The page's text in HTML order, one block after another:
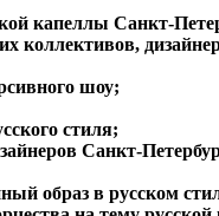
капеллы Санкт-
коллективов,
шоу;
стиля;
Санкт-
образ в русском